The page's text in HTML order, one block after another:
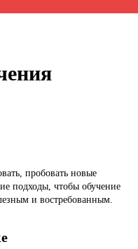
пробовать новые
подходы, чтобы обучение
и востребованным.